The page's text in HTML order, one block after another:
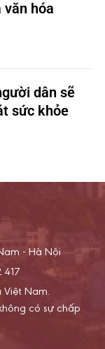
hóa
dân sẽ
sức khỏe
- Hà Nội
Nam.
có sự chấp